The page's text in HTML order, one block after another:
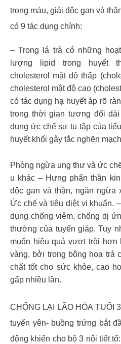
trong máu, giải độc gan và
có 9 tác dụng chính:
– Trong lá trà có những
lượng lipid trong huyết
cholesterol mật độ thấp
cholesterol mật độ cao
có tác dụng hạ huyết áp rõ
trong thời gian tương đối
dụng ức chế sự tụ tập của
huyết khối gây tắc nghẽn
Phòng ngừa ung thư và ức
u khác – Hưng phấn thần
độc gan và thận, ngăn ngừa
Ức chế và tiêu diệt vi khuẩn.
dụng chống viêm, chống dị
thường của tuyến giáp. Tuy
muốn hiệu quả vượt trội hơn
vàng, bởi trong bông hoa trà
chất tốt cho sức khỏe, cao
gấp nhiều lần.
CHỐNG LẠI LÃO HÓA TUỔI
tuyến yên- buồng trứng bắt
động khiến cho bộ 3 nội tiết